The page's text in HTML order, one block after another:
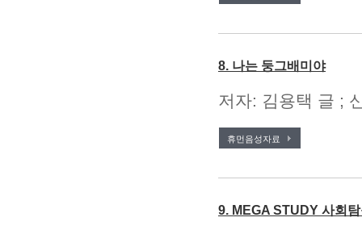
8. 나는 둥그배미야
저자: 김용택 글 ;
휴먼음성자료
9. MEGA STUDY 사회